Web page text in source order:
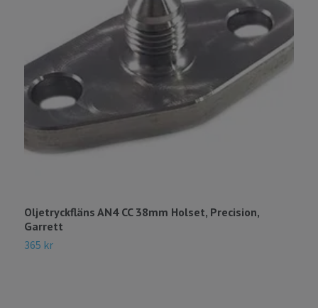
Oljetryckfläns AN4 CC 38mm Holset, Precision,
Garrett
365 kr